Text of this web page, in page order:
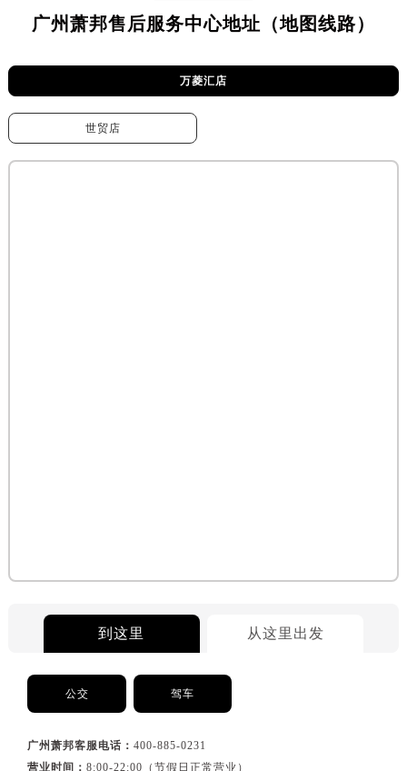
广州萧邦售后服务中心地址（地图线路）
万菱汇店
世贸店
到这里 从这里出发
公交 驾车
广州萧邦客服电话：400-885-0231
营业时间：8:00-22:00（节假日正常营业）